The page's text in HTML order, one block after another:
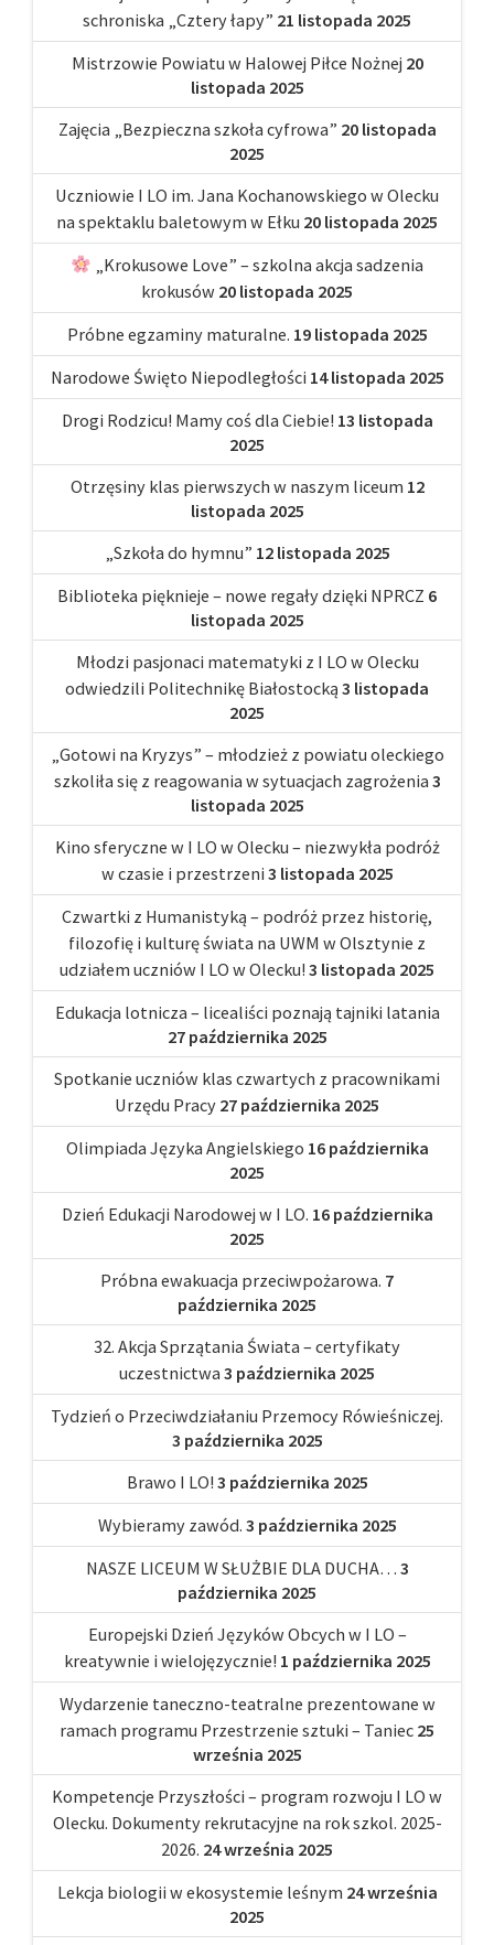
schroniska „Cztery łapy” 21 listopada 2025
Mistrzowie Powiatu w Halowej Piłce Nożnej 20
listopada 2025
Zajęcia „Bezpieczna szkoła cyfrowa” 20 listopada
2025
Uczniowie I LO im. Jana Kochanowskiego w Olecku
na spektaklu baletowym w Ełku 20 listopada 2025
„Krokusowe Love” – szkolna akcja sadzenia
krokusów 20 listopada 2025
Próbne egzaminy maturalne. 19 listopada 2025
Narodowe Święto Niepodległości 14 listopada 2025
Drogi Rodzicu! Mamy coś dla Ciebie! 13 listopada
2025
Otrzęsiny klas pierwszych w naszym liceum 12
listopada 2025
„Szkoła do hymnu” 12 listopada 2025
Biblioteka pięknieje – nowe regały dzięki NPRCZ 6
listopada 2025
Młodzi pasjonaci matematyki z I LO w Olecku
odwiedzili Politechnikę Białostocką 3 listopada
2025
„Gotowi na Kryzys” – młodzież z powiatu oleckiego
szkoliła się z reagowania w sytuacjach zagrożenia 3
listopada 2025
Kino sferyczne w I LO w Olecku – niezwykła podróż
w czasie i przestrzeni 3 listopada 2025
Czwartki z Humanistyką – podróż przez historię,
filozofię i kulturę świata na UWM w Olsztynie z
udziałem uczniów I LO w Olecku! 3 listopada 2025
Edukacja lotnicza – licealiści poznają tajniki latania
27 października 2025
Spotkanie uczniów klas czwartych z pracownikami
Urzędu Pracy 27 października 2025
Olimpiada Języka Angielskiego 16 października
2025
Dzień Edukacji Narodowej w I LO. 16 października
2025
Próbna ewakuacja przeciwpożarowa. 7
października 2025
32. Akcja Sprzątania Świata – certyfikaty
uczestnictwa 3 października 2025
Tydzień o Przeciwdziałaniu Przemocy Rówieśniczej.
3 października 2025
Brawo I LO! 3 października 2025
Wybieramy zawód. 3 października 2025
NASZE LICEUM W SŁUŻBIE DLA DUCHA… 3
października 2025
Europejski Dzień Języków Obcych w I LO –
kreatywnie i wielojęzycznie! 1 października 2025
Wydarzenie taneczno-teatralne prezentowane w
ramach programu Przestrzenie sztuki – Taniec 25
września 2025
Kompetencje Przyszłości – program rozwoju I LO w
Olecku. Dokumenty rekrutacyjne na rok szkol. 2025-
2026. 24 września 2025
Lekcja biologii w ekosystemie leśnym 24 września
2025